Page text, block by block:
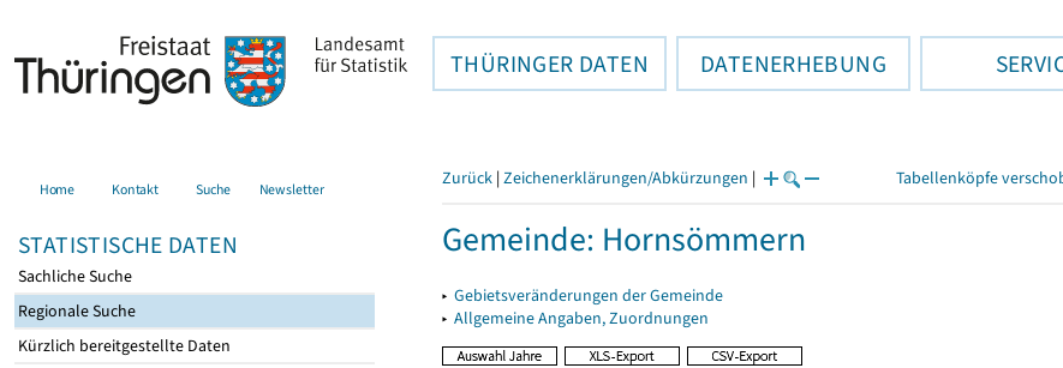
THÜRINGER DATEN DATENERHEBUNG
Home Kontakt Suche Newsletter
STATISTISCHE DATEN
Sachliche Suche
Regionale Suche
Kürzlich bereitgestellte Daten
Zurück | Zeichenerklärungen/Abkürzungen | Tabellenköpfe
Gemeinde: Hornsömmern
▸ Gebietsveränderungen der Gemeinde
▸ Allgemeine Angaben, Zuordnungen